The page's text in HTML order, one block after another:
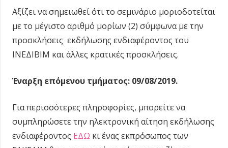
Αξίζει να σημειωθεί ότι το σεμινάριο μοριοδοτείται
με το μέγιστο αριθμό μορίων (2) σύμφωνα με την
προσκλήσεις εκδήλωσης ενδιαφέροντος του
ΙΝΕΔΙΒΙΜ και άλλες κρατικές προσκλήσεις.
Έναρξη επόμενου τμήματος: 09/08/2019.
Για περισσότερες πληροφορίες, μπορείτε να
συμπληρώσετε την ηλεκτρονική αίτηση εκδήλωσης
ενδιαφέροντος ΕΔΩ κι ένας εκπρόσωπος των